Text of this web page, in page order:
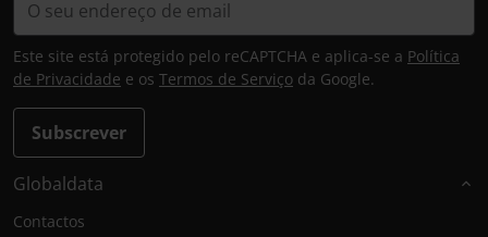
Subscrever
Este site está protegido pelo reCAPTCHA e aplica-se a Política
de Privacidade e os Termos de Serviço da Google.
Globaldata
Contactos